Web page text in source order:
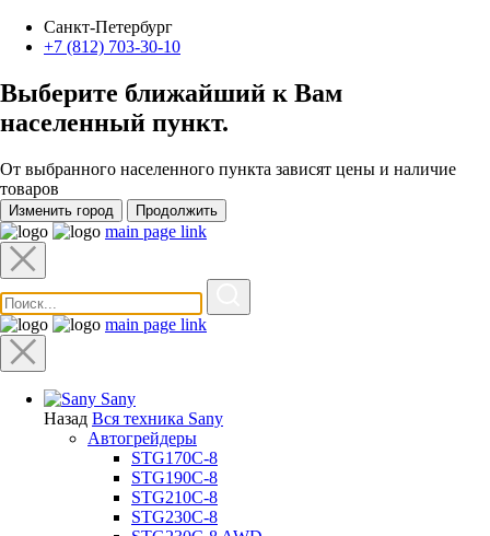
Санкт-Петербург
+7 (812) 703-30-10
Выберите ближайший к Вам
населенный пункт.
От выбранного населенного пункта зависят цены и наличие
товаров
Изменить город Продолжить
main page link
main page link
Sany
Назад Вся техника Sany
Автогрейдеры
STG170C-8
STG190C-8
STG210C-8
STG230C-8